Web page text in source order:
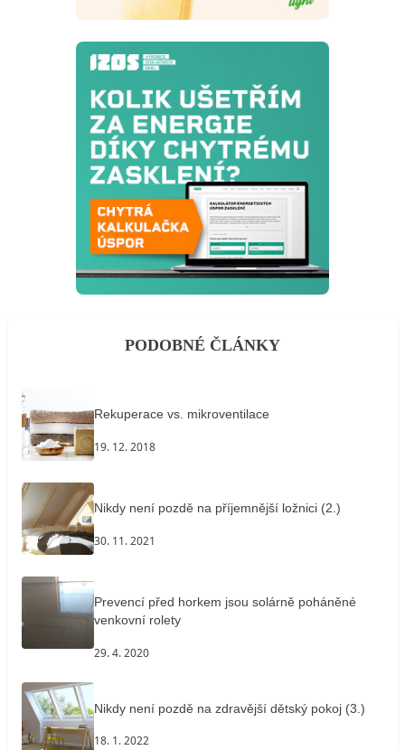
PODOBNÉ ČLÁNKY
Rekuperace vs. mikroventilace
19. 12. 2018
Nikdy není pozdě na příjemnější ložnici (2.)
30. 11. 2021
Prevencí před horkem jsou solárně poháněné
venkovní rolety
29. 4. 2020
Nikdy není pozdě na zdravější dětský pokoj (3.)
18. 1. 2022